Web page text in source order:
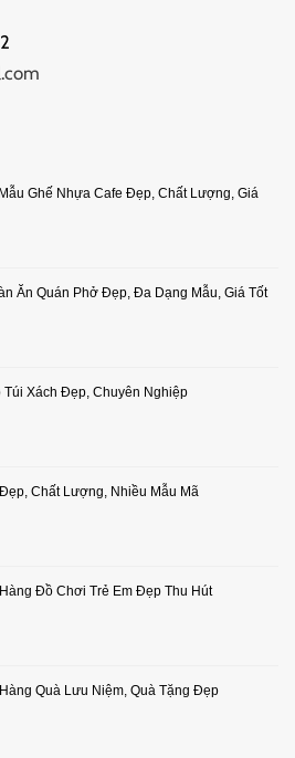
Ghế Nhựa Cafe Đẹp, Chất Lượng, Giá
Ăn Quán Phở Đẹp, Đa Dạng Mẫu, Giá Tốt
Túi Xách Đẹp, Chuyên Nghiệp
Chất Lượng, Nhiều Mẫu Mã
Đồ Chơi Trẻ Em Đẹp Thu Hút
Quà Lưu Niệm, Quà Tặng Đẹp